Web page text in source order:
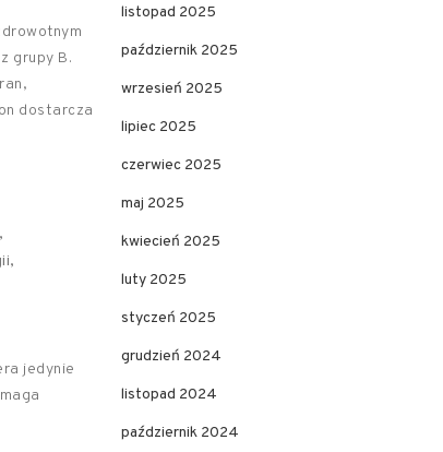
grupy B.
dostarcza
jedynie
listopad 2025
październik 2025
wrzesień 2025
lipiec 2025
czerwiec 2025
maj 2025
kwiecień 2025
luty 2025
styczeń 2025
grudzień 2024
listopad 2024
październik 2024